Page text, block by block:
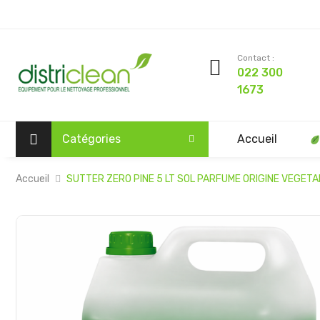
Contact :
022 300
1673
Catégories Accueil
Accueil SUTTER ZERO PINE 5 LT SOL PARFUME ORIGINE
Passer